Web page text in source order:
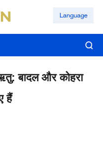
Language
ऋतु: बादल और कोहरा
हैं